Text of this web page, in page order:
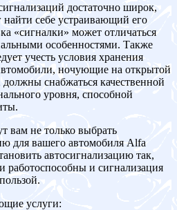
достаточно широк,
себе устраивающий его
«сигналки» может отличаться
особенностями. Также
учесть условия хранения
ночующие на открытой
снабжаться качественной
уровня, способной
вам не только выбрать
для вашего автомобиля Alfa
автосигнализацию так,
работоспособны и сигнализация
услуги: